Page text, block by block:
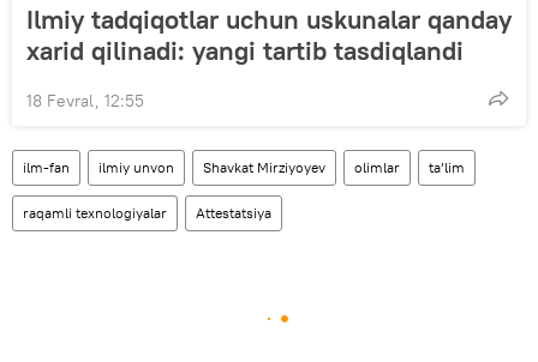
Ilmiy tadqiqotlar uchun uskunalar qanday
xarid qilinadi: yangi tartib tasdiqlandi
18 Fevral, 12:55
ilm-fan ilmiy unvon Shavkat Mirziyoyev olimlar ta’lim
raqamli texnologiyalar Attestatsiya